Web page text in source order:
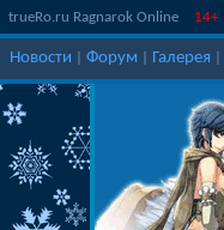
trueRo.ru Ragnarok Online 14+
Новости Форум Галерея